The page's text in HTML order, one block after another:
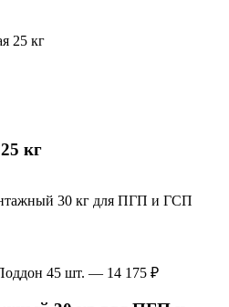
кг
45 шт. — 14 175 ₽